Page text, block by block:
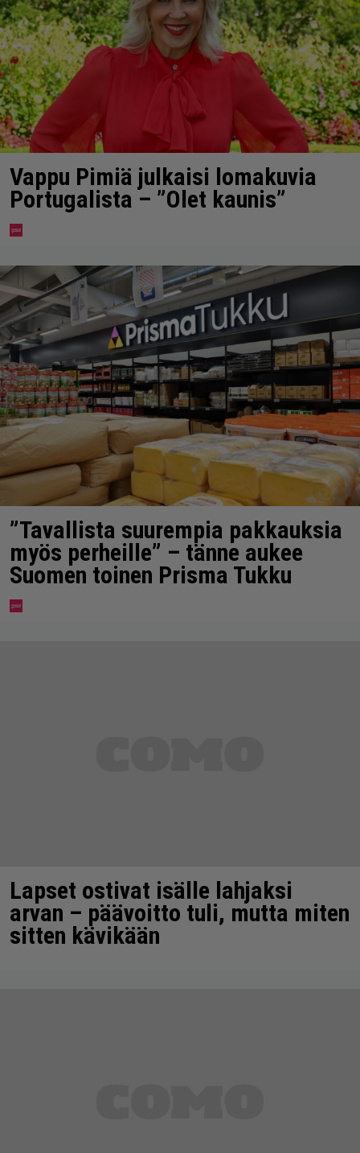
Vappu Pimiä julkaisi lomakuvia
Portugalista – ”Olet kaunis”
”Tavallista suurempia pakkauksia
myös perheille” – tänne aukee
Suomen toinen Prisma Tukku
Lapset ostivat isälle lahjaksi
arvan – päävoitto tuli, mutta miten
sitten kävikään